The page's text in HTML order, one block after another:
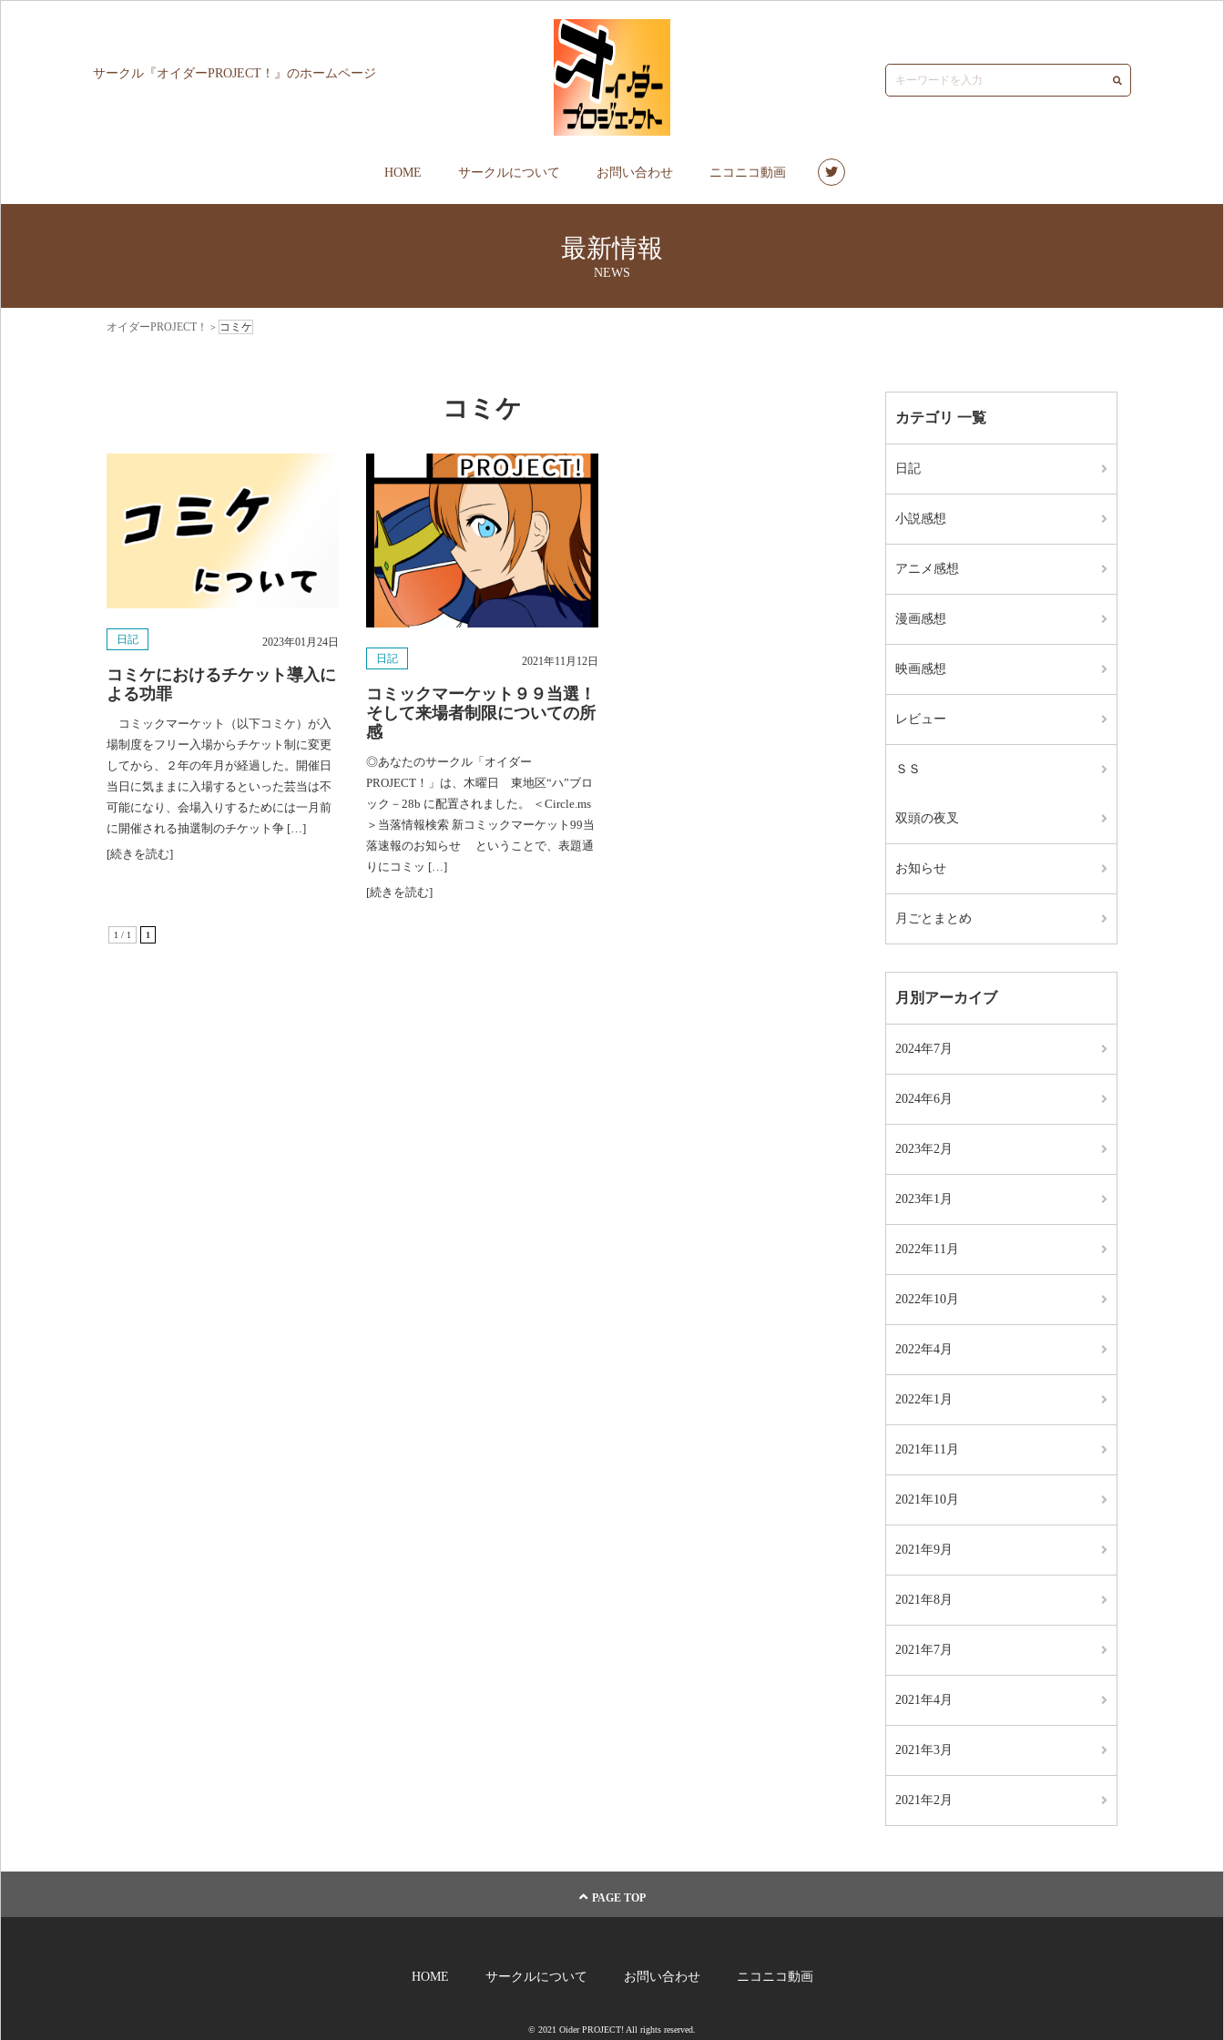
サークル『オイダーPROJECT！』のホームページ
HOME サークルについて お問い合わせ ニコニコ動画
最新情報
NEWS
オイダーPROJECT！ > コミケ
コミケ
日記 2023年01月24日
コミケにおけるチケット導入に
よる功罪
コミックマーケット（以下コミケ）が入
場制度をフリー入場からチケット制に変更
してから、２年の年月が経過した。開催日
当日に気ままに入場するといった芸当は不
可能になり、会場入りするためには一月前
に開催される抽選制のチケット争 […]
[続きを読む]
日記 2021年11月12日
コミックマーケット９９当選！
そして来場者制限についての所
感
◎あなたのサークル「オイダー
PROJECT！」は、木曜日 東地区“ハ”ブロ
ック－28b に配置されました。 ＜Circle.ms
＞当落情報検索 新コミックマーケット99当
落速報のお知らせ ということで、表題通
りにコミッ […]
[続きを読む]
1 / 1 1
カテゴリ 一覧
日記
小説感想
アニメ感想
漫画感想
映画感想
レビュー
ＳＳ
双頭の夜叉
お知らせ
月ごとまとめ
月別アーカイブ
2024年7月
2024年6月
2023年2月
2023年1月
2022年11月
2022年10月
2022年4月
2022年1月
2021年11月
2021年10月
2021年9月
2021年8月
2021年7月
2021年4月
2021年3月
2021年2月
PAGE TOP
HOME サークルについて お問い合わせ ニコニコ動画
© 2021 Oider PROJECT! All rights reserved.